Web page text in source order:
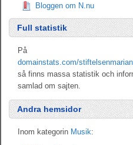
Bloggen om N.nu
Full statistik
På
domainstats.com/
så finns massa statistik och
samlad om sajten.
Andra hemsidor
Inom kategorin Musik: